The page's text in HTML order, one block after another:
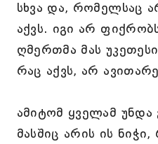
სხვა და, რომელსაც
აქვს. იგი არ
ღმერთმა მას
რაც აქვს, არ
ამიტომ ყველამ უნდა
მასშიც არის ის